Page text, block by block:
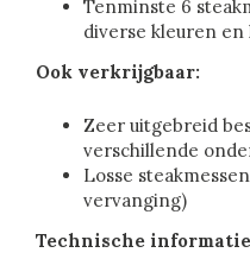
Tenminste 6
diverse kleuren
Ook verkrijgbaar:
Zeer uitgebreid
verschillende
Losse
vervanging)
Technische